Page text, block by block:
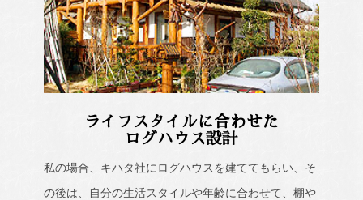
ライフスタイルに合わせた
ログハウス設計
私の場合、キハタ社にログハウスを建ててもらい、そ
の後は、自分の生活スタイルや年齢に合わせて、棚や